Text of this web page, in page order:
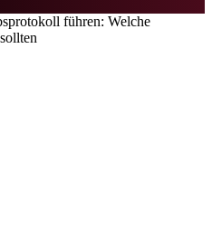
führen: Welche